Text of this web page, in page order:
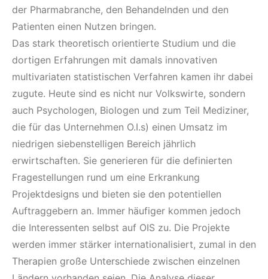
der Pharmabranche, den Behandelnden und den
Patienten einen Nutzen bringen.
Das stark theoretisch orientierte Studium und die
dortigen Erfahrungen mit damals innovativen
multivariaten statistischen Verfahren kamen ihr dabei
zugute. Heute sind es nicht nur Volkswirte, sondern
auch Psychologen, Biologen und zum Teil Mediziner,
die für das Unternehmen O.I.s) einen Umsatz im
niedrigen siebenstelligen Bereich jährlich
erwirtschaften. Sie generieren für die definierten
Fragestellungen rund um eine Erkrankung
Projektdesigns und bieten sie den potentiellen
Auftraggebern an. Immer häufiger kommen jedoch
die Interessenten selbst auf OIS zu. Die Projekte
werden immer stärker internationalisiert, zumal in den
Therapien große Unterschiede zwischen einzelnen